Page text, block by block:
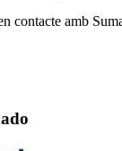
contacte amb